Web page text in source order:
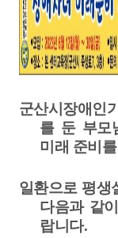
군산시장애인
를 둔 부모
미래 준비를
일환으로 평생
다음과 같
랍니다.